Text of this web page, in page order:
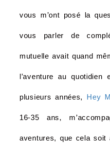
vous m’ont posé la
vous parler de
mutuelle avait quand
l’aventure au
plusieurs années, Hey
16-35 ans,
aventures, que cela soit